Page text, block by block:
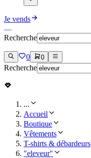
Je vends
Recherche
0 0
Recherche
...
Accueil
Boutique
Vêtements
T-shirts & débardeurs
"eleveur"